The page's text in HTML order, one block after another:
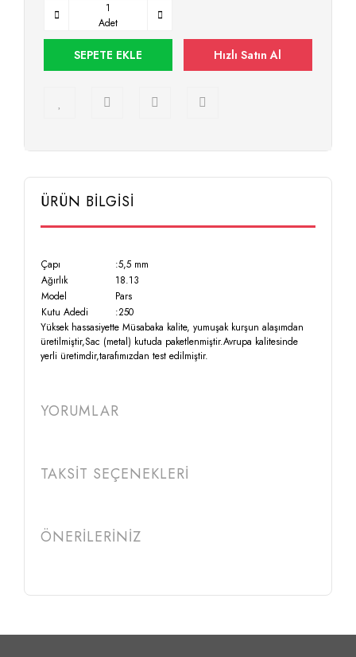
Adet
SEPETE EKLE Hızlı Satın Al
ÜRÜN BİLGİSİ
Çapı
:5,5 mm
Ağırlık
18.13
Model
Pars
Kutu Adedi
:250
Yüksek hassasiyette Müsabaka kalite, yumuşak kurşun alaşımdan
üretilmiştir,Sac (metal) kutuda paketlenmiştir.Avrupa kalitesinde
yerli üretimdir,tarafımızdan test edilmiştir.
YORUMLAR
TAKSİT SEÇENEKLERİ
ÖNERİLERİNİZ